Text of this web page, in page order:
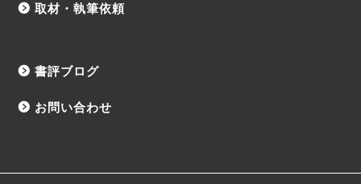
取材・執筆依頼
書評ブログ
お問い合わせ